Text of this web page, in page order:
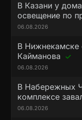
В Казани у
освещение по
06.08.2026
В Нижнекамске
Кайманова
06.08.2026
В Набережных
комплексе
06.08.2026